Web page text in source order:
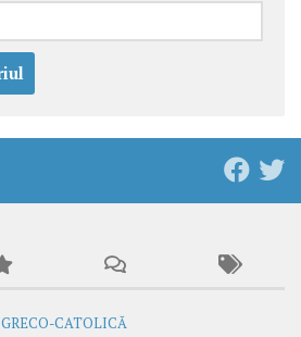
CATOLICĂ